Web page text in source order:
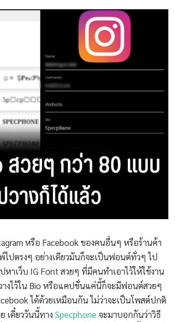
หรือ Facebook ของคนอื่นๆ หรือร้านค้า
ปตรงๆ อย่างเดียวมันก็จะเป็นฟอนต์ทั่วๆ ไป
หาเว็บ IG Font สวยๆ ที่มีคนทำเอาไว้ให้ใช้งาน
างไว้ใน Bio หรือแคปชั่นแค่นี้ก็จะมีฟอนต์สวยๆ
ได้ด้วยเหมือนกัน ไม่ว่าจะเป็นโพสต์ปกติ
เดี๋ยววันนี้ทาง Specphone จะมาบอกกันว่าวิธี